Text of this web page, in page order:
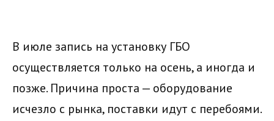
В июле запись на установку ГБО
осуществляется только на осень, а иногда и
позже. Причина проста — оборудование
исчезло с рынка, поставки идут с перебоями.